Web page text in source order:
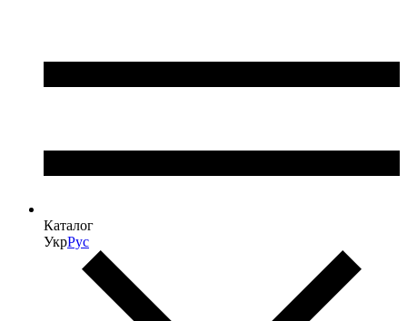
Каталог
УкрРус